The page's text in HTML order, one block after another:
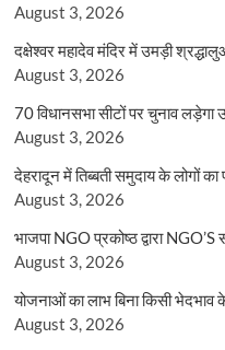
August 3, 2026
दक्षेश्वर महादेव मंदिर में उमड़ी
August 3, 2026
70 विधानसभा सीटों पर चुनाव लड़ेगा
August 3, 2026
देहरादून में तिब्बती समुदाय के लोगों का
August 3, 2026
भाजपा NGO प्रकोष्ठ द्वारा
August 3, 2026
योजनाओं का लाभ बिना किसी भेदभाव
August 3, 2026